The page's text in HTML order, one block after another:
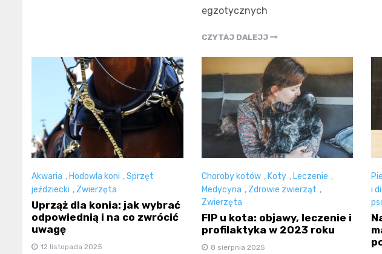
egzotycznych
CZYTAJ DALEJJ
Akwaria , Hodowla koni ,Sprzęt
jeździecki , Zwierzęta
Uprząż dla konia: jak wybrać
odpowiednią i na co zwrócić
uwagę
12 listopada 2025
Choroby kotów , Koty , Leczenie ,
Medycyna , Zdrowie zwierząt ,
Zwierzęta
FIP u kota: objawy, leczenie i
profilaktyka w 2023 roku
8 sierpnia 2025
i